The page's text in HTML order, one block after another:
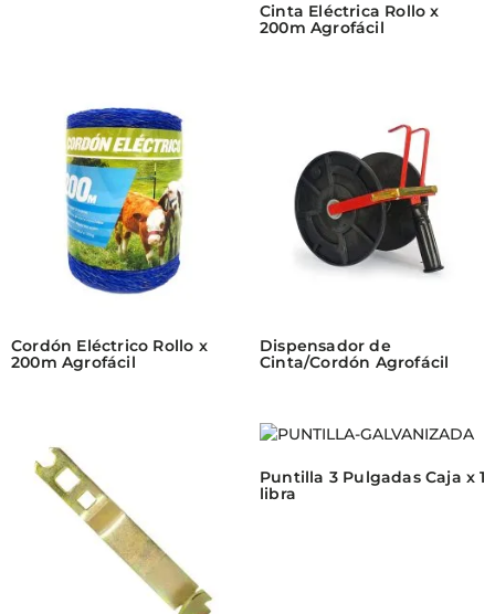
Cinta Eléctrica Rollo x
200m Agrofácil
Cordón Eléctrico Rollo x
200m Agrofácil
Dispensador de
Cinta/Cordón Agrofácil
Puntilla 3 Pulgadas Caja x 1
libra